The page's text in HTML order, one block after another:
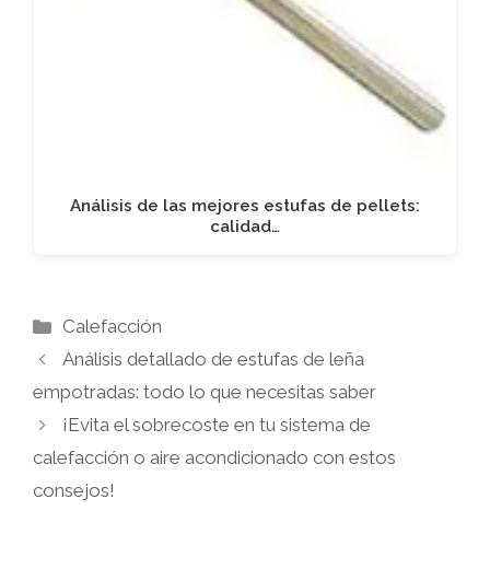
Análisis de las mejores estufas de pellets:
calidad…
Categorías
Calefacción
Análisis detallado de estufas de leña
empotradas: todo lo que necesitas saber
¡Evita el sobrecoste en tu sistema de
calefacción o aire acondicionado con estos
consejos!